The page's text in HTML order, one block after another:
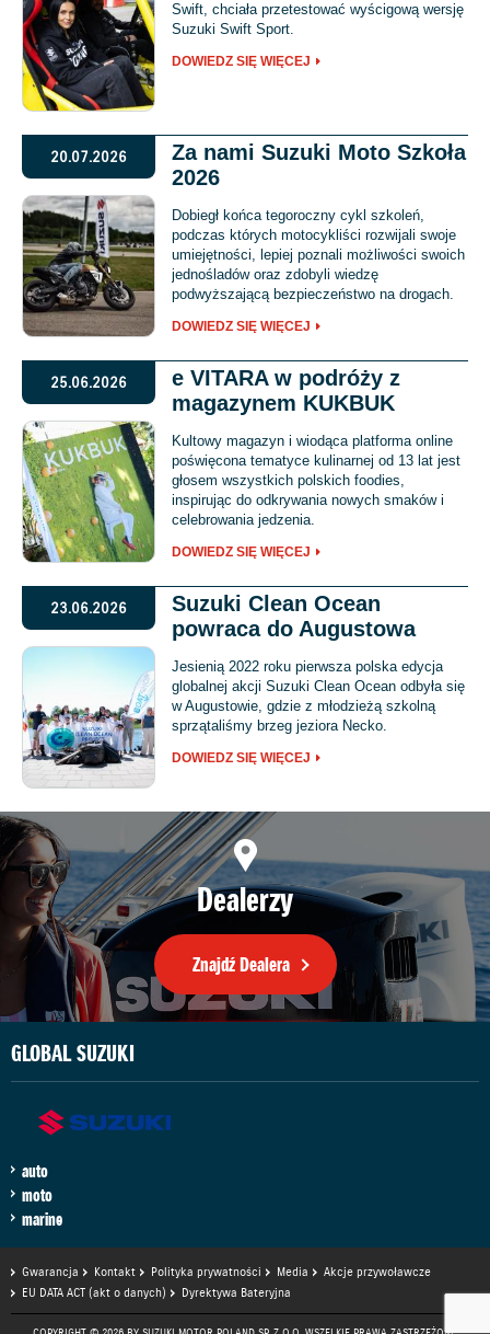
Swift, chciała przetestować wyścigową wersję
Suzuki Swift Sport.
DOWIEDZ SIĘ WIĘCEJ
20.07.2026
Za nami Suzuki Moto Szkoła
2026
Dobiegł końca tegoroczny cykl szkoleń,
podczas których motocykliści rozwijali swoje
umiejętności, lepiej poznali możliwości swoich
jednośladów oraz zdobyli wiedzę
podwyższającą bezpieczeństwo na drogach.
DOWIEDZ SIĘ WIĘCEJ
25.06.2026
e VITARA w podróży z
magazynem KUKBUK
Kultowy magazyn i wiodąca platforma online
poświęcona tematyce kulinarnej od 13 lat jest
głosem wszystkich polskich foodies,
inspirując do odkrywania nowych smaków i
celebrowania jedzenia.
DOWIEDZ SIĘ WIĘCEJ
23.06.2026
Suzuki Clean Ocean
powraca do Augustowa
Jesienią 2022 roku pierwsza polska edycja
globalnej akcji Suzuki Clean Ocean odbyła się
w Augustowie, gdzie z młodzieżą szkolną
sprzątaliśmy brzeg jeziora Necko.
DOWIEDZ SIĘ WIĘCEJ
Dealerzy
Znajdź Dealera
GLOBAL SUZUKI
auto
moto
marine
Gwarancja Kontakt Polityka prywatności Media
Akcje przywoławcze
EU DATA ACT (akt o danych)
Dyrektywa Bateryjna